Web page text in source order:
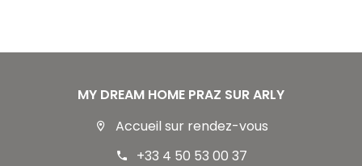
MY DREAM HOME PRAZ SUR ARLY
Accueil sur rendez-vous
+33 4 50 53 00 37